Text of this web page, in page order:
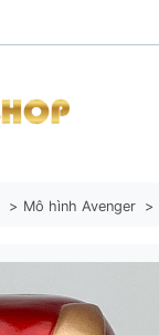
Mô hình Avenger